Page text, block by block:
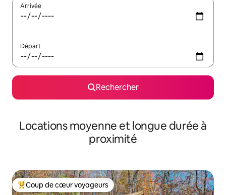
Arrivée
Départ
Rechercher
Locations moyenne et longue durée à
proximité
Coups de cœur voyageurs les plus appréciés
Coup de cœur voyageurs